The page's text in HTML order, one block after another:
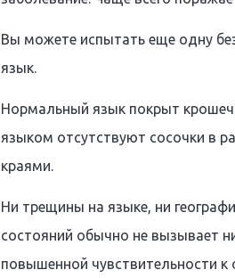
Вы можете испытать еще одну
язык.
Нормальный язык покрыт
языком отсутствуют сосочки в
краями.
Ни трещины на языке, ни
состояний обычно не вызывает
повышенной чувствительности